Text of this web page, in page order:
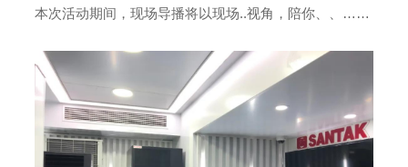
本次活动期间，现场导播将以现场..视角，陪你 ……